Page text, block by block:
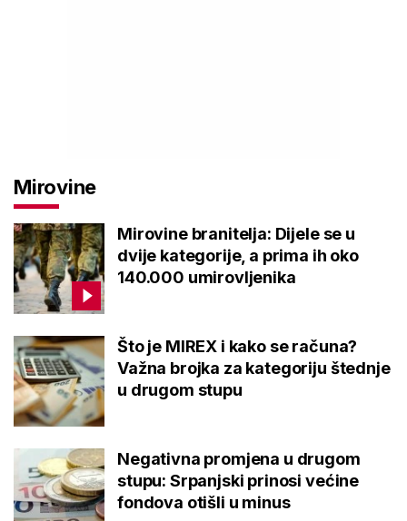
Mirovine
Mirovine branitelja: Dijele se u
dvije kategorije, a prima ih oko
140.000 umirovljenika
Što je MIREX i kako se računa?
Važna brojka za kategoriju štednje
u drugom stupu
Negativna promjena u drugom
stupu: Srpanjski prinosi većine
fondova otišli u minus